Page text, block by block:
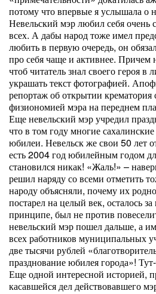
потому что впервые я услышала о
Невельский мэр любил себя очень
всех. А дабы народ тоже имел
любить в первую очередь, он
про себя чаще и активнее. Причем
чтоб читатель знал своего героя в
украшать текст фотографией.
репортаж об открытии
физиономией мэра на переднем
Еще невельский мэр учредил
что в том году многие
юбилеи. Невельск же свои 50 лет
есть 2004 год юбилейным годом
становился никак! «Жаль!» –
решил наряду со всеми отметить
народу объясняли, почему их
постарел на целый век, осталось
принципе, был не против
невельский мэр пошел дальше, а
всех работников муниципальных
две тысячи рублей
празднование юбилея города»!
Еще одной интересной историей,
касавшейся дел действовавшего